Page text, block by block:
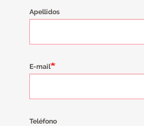
Apellidos
E-mail
Teléfono